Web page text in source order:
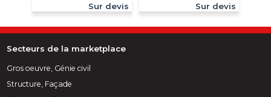
Sur devis Sur devis
Secteurs de la marketplace
Gros oeuvre, Génie civil
Structure, Façade